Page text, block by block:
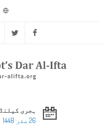
Facebook
ہجری
26 صفر 1448